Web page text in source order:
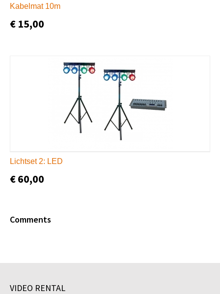
Kabelmat 10m
€ 15,00
Lichtset 2: LED
€ 60,00
Comments
VIDEO RENTAL